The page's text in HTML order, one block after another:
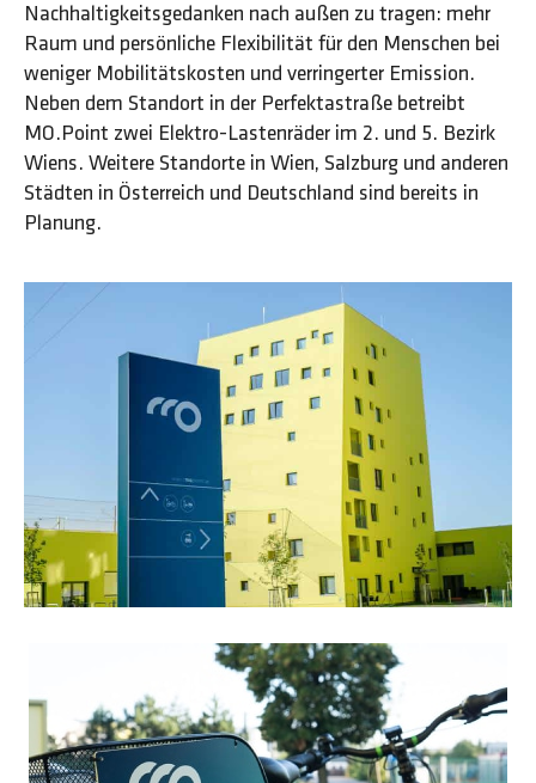
Nachhaltigkeitsgedanken nach außen zu tragen: mehr
Raum und persönliche Flexibilität für den Menschen bei
weniger Mobilitätskosten und verringerter Emission.
Neben dem Standort in der Perfektastraße betreibt
MO.Point zwei Elektro-Lastenräder im 2. und 5. Bezirk
Wiens. Weitere Standorte in Wien, Salzburg und anderen
Städten in Österreich und Deutschland sind bereits in
Planung.